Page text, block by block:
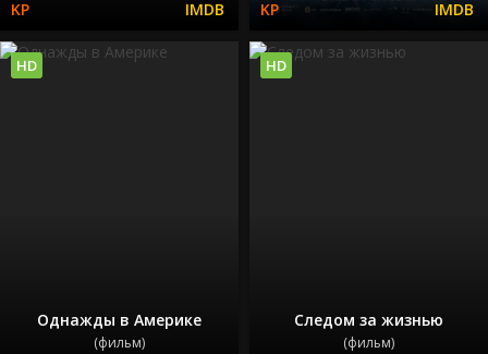
Однажды в Америке
(фильм)
HD
Следом за жизнью
(фильм)
HD